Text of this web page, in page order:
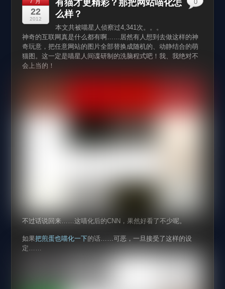
22
2012
有猫才更精彩？那把网站喵化怎
么样？
本文共被喵星人侦察过4,341次。。。
神奇的互联网真是什么都有啊……居然有人想到去做这样的神
奇玩意，把任意网站的图片全部替换成随机的、动静结合的萌
猫图。这一定是喵星人间谍研制的洗脑程式吧！我、我绝对不
会上当的！
不过话说回来……这喵化后的CNN，果然好看了不少呢。
如果把煎蛋也喵化一下的话……可恶，一旦接受了这样的设
定……
0